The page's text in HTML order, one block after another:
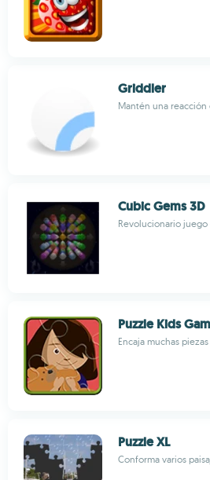
Griddler
Mantén una
Cubic Gems 3D
Revolucionario juego
Puzzle Kids
Encaja muchas
Puzzle XL
Conforma varios